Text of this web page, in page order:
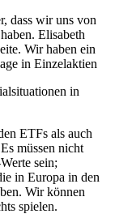
dass wir uns von
Elisabeth
Wir haben ein
in Einzelaktien
in
ETFs als auch
müssen nicht
sein;
in Europa in den
Wir können
spielen.